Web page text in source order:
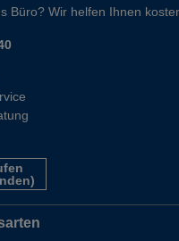
Büro? Wir helfen Ihnen